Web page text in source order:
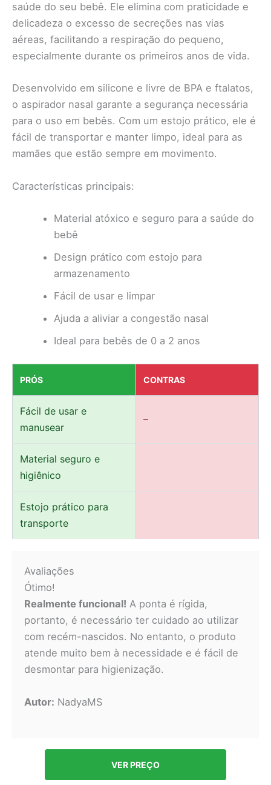
saúde do seu bebê. Ele elimina com praticidade e
delicadeza o excesso de secreções nas vias
aéreas, facilitando a respiração do pequeno,
especialmente durante os primeiros anos de vida.
Desenvolvido em silicone e livre de BPA e ftalatos,
o aspirador nasal garante a segurança necessária
para o uso em bebês. Com um estojo prático, ele é
fácil de transportar e manter limpo, ideal para as
mamães que estão sempre em movimento.
Características principais:
Material atóxico e seguro para a saúde do
bebê
Design prático com estojo para
armazenamento
Fácil de usar e limpar
Ajuda a aliviar a congestão nasal
Ideal para bebês de 0 a 2 anos
PRÓS CONTRAS
Fácil de usar e
manusear
–
Material seguro e
higiênico
Estojo prático para
transporte
Avaliações
Ótimo!
Realmente funcional! A ponta é rígida,
portanto, é necessário ter cuidado ao utilizar
com recém-nascidos. No entanto, o produto
atende muito bem à necessidade e é fácil de
desmontar para higienização.
Autor: NadyaMS
VER PREÇO